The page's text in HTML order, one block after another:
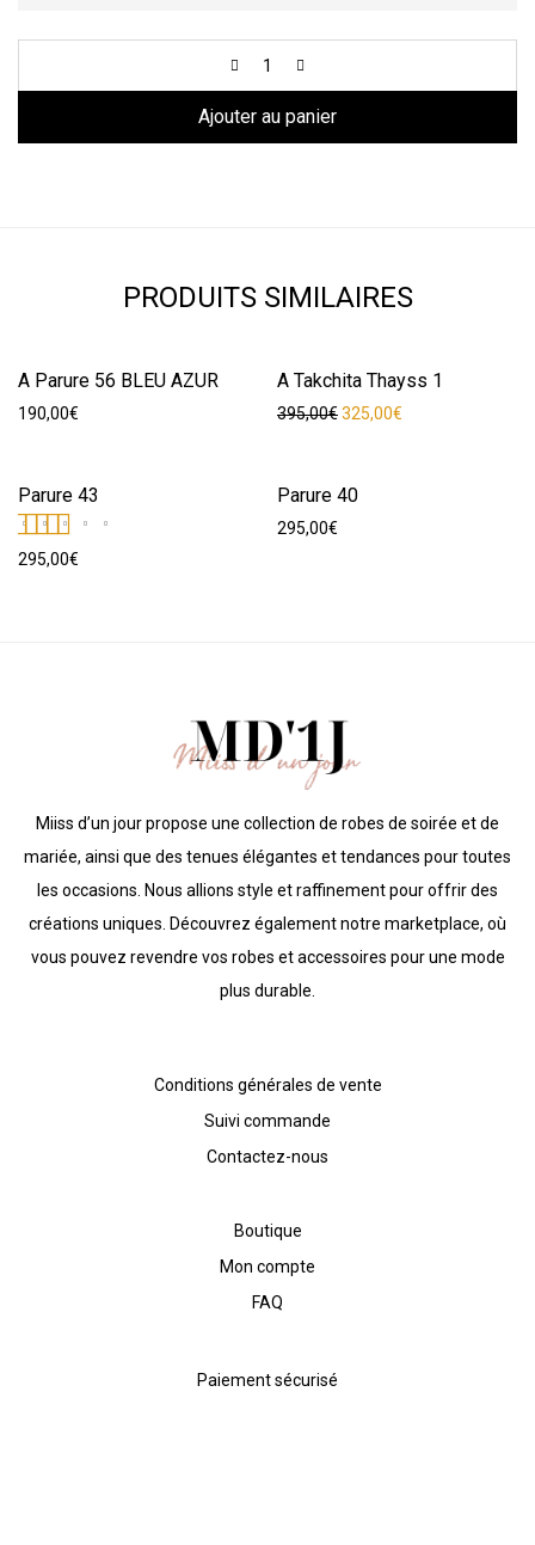
Ajouter au panier
PRODUITS SIMILAIRES
A Parure 56 BLEU AZUR
190,00€
A Takchita Thayss 1
395,00€Le prix initial était :
325,00€
Parure 43
Note5.00
295,00€
Parure 40
295,00€
Miiss d’un jour propose une collection de robes de soirée et de
mariée, ainsi que des tenues élégantes et tendances pour toutes
les occasions. Nous allions style et raffinement pour offrir des
créations uniques. Découvrez également notre marketplace, où
vous pouvez revendre vos robes et accessoires pour une mode
plus durable.
Conditions générales de vente
Suivi commande
Contactez-nous
Boutique
Mon compte
FAQ
Paiement sécurisé